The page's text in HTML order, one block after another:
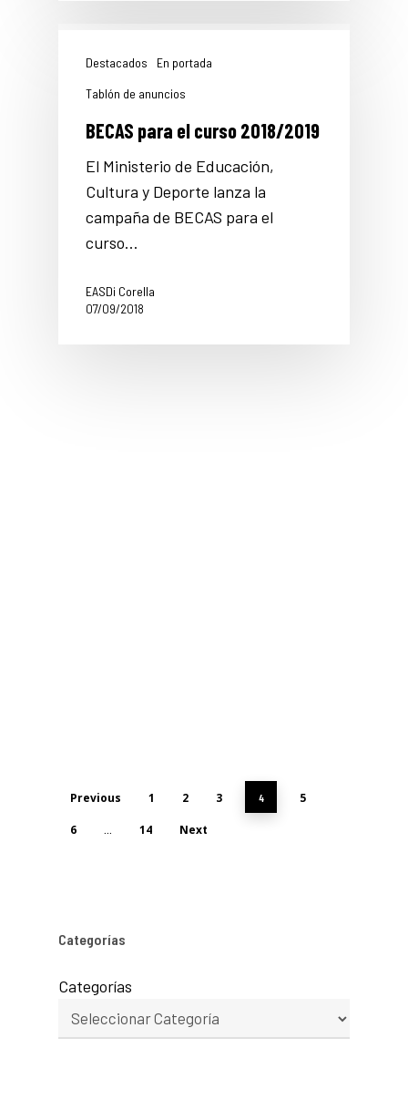
Destacados
En portada
Tablón de anuncios
BECAS para el curso 2018/2019
El Ministerio de Educación,
Cultura y Deporte lanza la
campaña de BECAS para el
curso…
EASDi Corella
07/09/2018
Previous 1 2 3 4 5
6 14 Next
Categorías
Categorías